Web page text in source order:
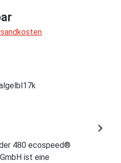
480 ecospeed®
ist eine